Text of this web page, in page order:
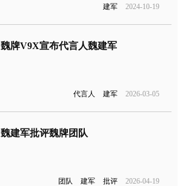
建军 2024-10-19
魏牌V9X宣布代言人魏建军
代言人 建军 2026-03-05
魏建军批评魏牌团队
团队 建军 批评 2026-04-19